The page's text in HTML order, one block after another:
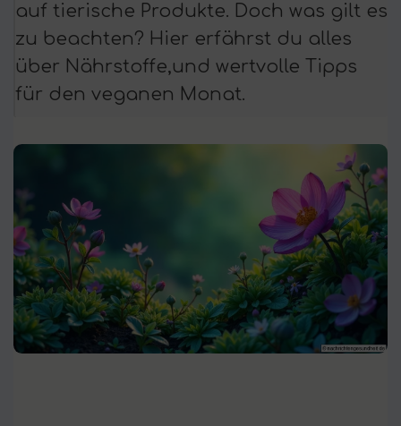
auf tierische Produkte. Doch was gilt es
zu beachten? Hier erfährst du alles
über Nährstoffe,und wertvolle Tipps
für den veganen Monat.